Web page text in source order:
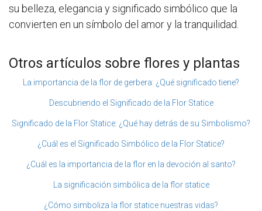
su belleza, elegancia y significado simbólico que la
convierten en un símbolo del amor y la tranquilidad.
Otros artículos sobre flores y plantas
La importancia de la flor de gerbera: ¿Qué significado tiene?
Descubriendo el Significado de la Flor Statice
Significado de la Flor Statice: ¿Qué hay detrás de su Simbolismo?
¿Cuál es el Significado Simbólico de la Flor Statice?
¿Cuál es la importancia de la flor en la devoción al santo?
La significación simbólica de la flor statice
¿Cómo simboliza la flor statice nuestras vidas?